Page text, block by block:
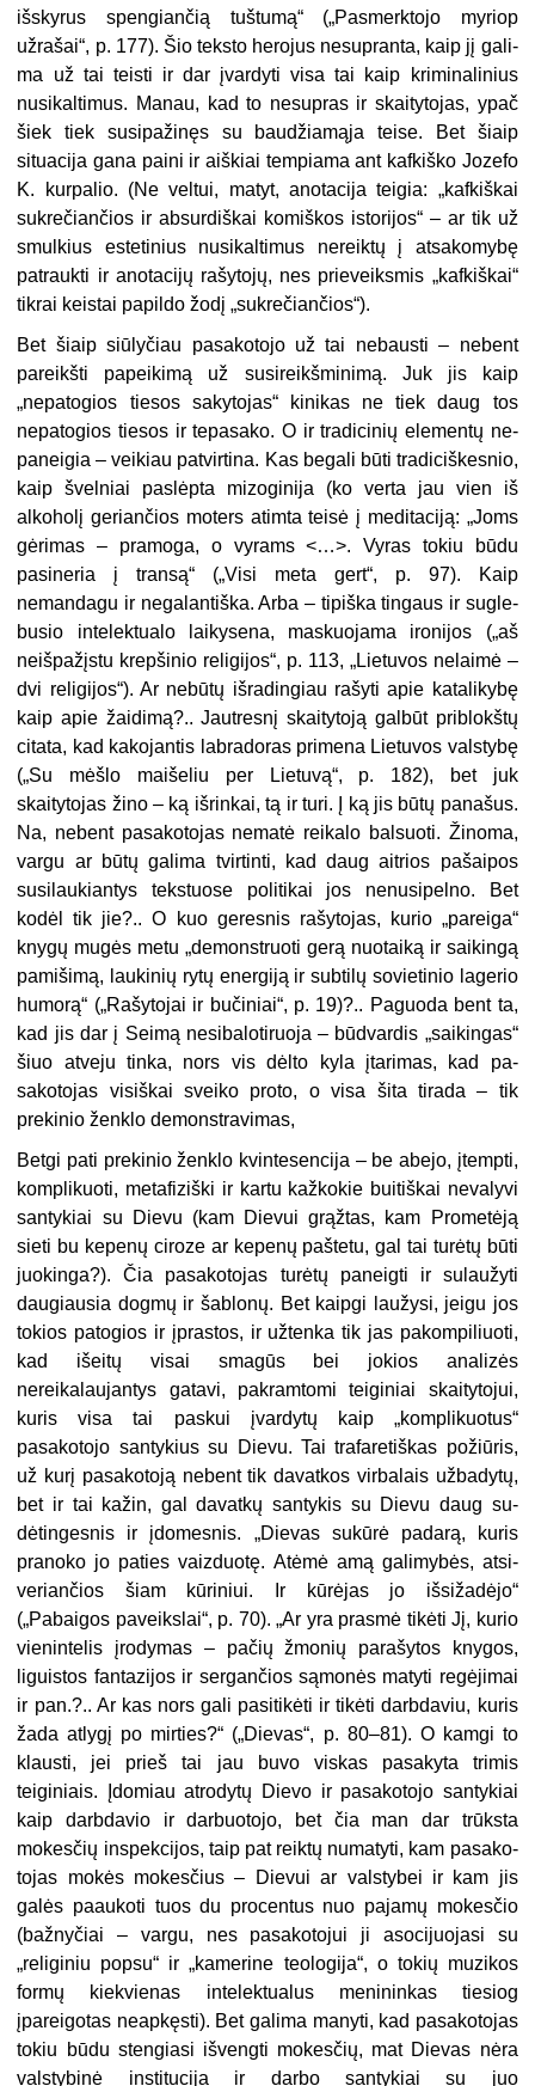
išskyrus spengiančią tuštumą“ („Pa­smerktojo myriop
užrašai“, p. 177). Šio teksto herojus nesupranta, kaip jį gali­
ma už tai teisti ir dar įvardyti visa tai kaip kriminalinius
nusikaltimus. Ma­nau, kad to nesupras ir skaitytojas, ypač
šiek tiek susipažinęs su baudžia­mąja teise. Bet šiaip
situacija gana paini ir aiškiai tempiama ant kafkiško Jozefo
K. kurpalio. (Ne veltui, matyt, anotacija teigia: „kafkiškai
sukrečian­čios ir absurdiškai komiškos istorijos“ – ar tik už
smulkius estetinius nusikal­timus nereiktų į atsakomybę
patrauk­ti ir anotacijų rašytojų, nes prieveiks­mis „kafkiškai“
tikrai keistai papildo žodį „sukrečiančios“).
Bet šiaip siūlyčiau pasakotojo už tai nebausti – nebent
pareikšti papei­kimą už susireikšminimą. Juk jis kaip
„nepatogios tiesos sakytojas“ kinikas ne tiek daug tos
nepatogios tiesos ir tepasako. O ir tradicinių elementų ne­
paneigia – veikiau patvirtina. Kas be­gali būti tradiciškesnio,
kaip švelniai paslėpta mizoginija (ko verta jau vien iš
alkoholį geriančios moters atimta tei­sė į meditaciją: „Joms
gėrimas – pra­moga, o vyrams <…>. Vyras tokiu būdu
pasineria į transą“ („Visi meta gert“, p. 97). Kaip
nemandagu ir negalantiška. Arba – tipiška tingaus ir sugle­
busio intelektualo laikysena, maskuoja­ma ironijos („aš
neišpažįstu krepšinio religijos“, p. 113, „Lietuvos nelaimė –
dvi religijos“). Ar nebūtų išradingiau rašyti apie katalikybę
kaip apie žai­dimą?.. Jautresnį skaitytoją galbūt priblokštų
citata, kad kakojantis labra­doras primena Lietuvos valstybę
(„Su mėšlo maišeliu per Lietuvą“, p. 182), bet juk
skaitytojas žino – ką išrinkai, tą ir turi. Į ką jis būtų panašus.
Na, nebent pasakotojas nematė reikalo balsuoti. Žinoma,
vargu ar būtų galima tvirtinti, kad daug aitrios pašaipos
susilaukiantys tekstuose politikai jos nenusipelno. Bet
kodėl tik jie?.. O kuo geresnis rašytojas, kurio „pareiga“
kny­gų mugės metu „demonstruoti gerą nuotaiką ir saikingą
pamišimą, lauki­nių rytų energiją ir subtilų sovietinio lagerio
humorą“ („Rašytojai ir buči­niai“, p. 19)?.. Paguoda bent ta,
kad jis dar į Seimą nesibalotiruoja – būd­vardis „saikingas“
šiuo atveju tinka, nors vis dėlto kyla įtarimas, kad pa­
sakotojas visiškai sveiko proto, o visa šita tirada – tik
prekinio ženklo de­monstravimas,
Betgi pati prekinio ženklo kvint­esencija – be abejo, įtempti,
kompli­kuoti, metafiziški ir kartu kažkokie buitiškai nevalyvi
santykiai su Dievu (kam Dievui grąžtas, kam Prometėją
sieti bu kepenų ciroze ar kepenų pašte­tu, gal tai turėtų būti
juokinga?). Čia pasakotojas turėtų paneigti ir sulau­žyti
daugiausia dogmų ir šablonų. Bet kaipgi laužysi, jeigu jos
tokios pato­gios ir įprastos, ir užtenka tik jas pakompiliuoti,
kad išeitų visai smagūs bei jokios analizės
nereikalaujantys gatavi, pakramtomi teiginiai skaityto­jui,
kuris visa tai paskui įvardytų kaip „komplikuotus“
pasakotojo santykius su Dievu. Tai trafaretiškas požiūris,
už kurį pasakotoją nebent tik davatkos virbalais užbadytų,
bet ir tai kažin, gal davatkų santykis su Dievu daug su­
dėtingesnis ir įdomesnis. „Dievas su­kūrė padarą, kuris
pranoko jo paties vaizduotę. Atėmė amą galimybės, atsi­
veriančios šiam kūriniui. Ir kūrėjas jo išsižadėjo“
(„Pabaigos paveikslai“, p. 70). „Ar yra prasmė tikėti Jį, kurio
vienin­telis įrodymas – pačių žmonių parašy­tos knygos,
liguistos fantazijos ir ser­gančios sąmonės matyti regėjimai
ir pan.?.. Ar kas nors gali pasitikėti ir tikėti darbdaviu, kuris
žada atlygį po mirties?“ („Dievas“, p. 80–81). O kamgi to
klausti, jei prieš tai jau buvo viskas pasakyta trimis
teiginiais. Įdomiau atrodytų Dievo ir pasakotojo santykiai
kaip darbdavio ir darbuotojo, bet čia man dar trūksta
mokesčių inspekcijos, taip pat reiktų numatyti, kam pasako­
tojas mokės mokesčius – Dievui ar vals­tybei ir kam jis
galės paaukoti tuos du procentus nuo pajamų mokesčio
(bažnyčiai – vargu, nes pasakotojui ji aso­cijuojasi su
„religiniu popsu“ ir „kamerine teologija“, o tokių muzikos
formų kiekvienas intelektualus menininkas tiesiog
įpareigotas neapkęsti). Bet galima manyti, kad pasakotojas
tokiu būdu stengiasi išvengti mokesčių, mat Dievas nėra
valstybinė institucija ir darbo santykiai su juo